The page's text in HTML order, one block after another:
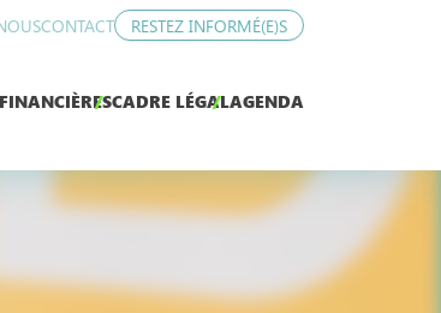
CONTACT RESTEZ INFORMÉ(E)S
CADRE LÉGALAGENDA